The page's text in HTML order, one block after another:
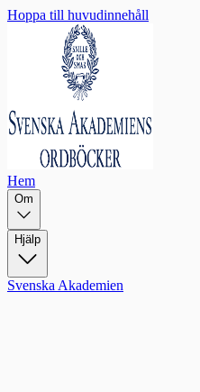
Hoppa till huvudinnehåll
Hem
Om
Hjälp
Svenska Akademien